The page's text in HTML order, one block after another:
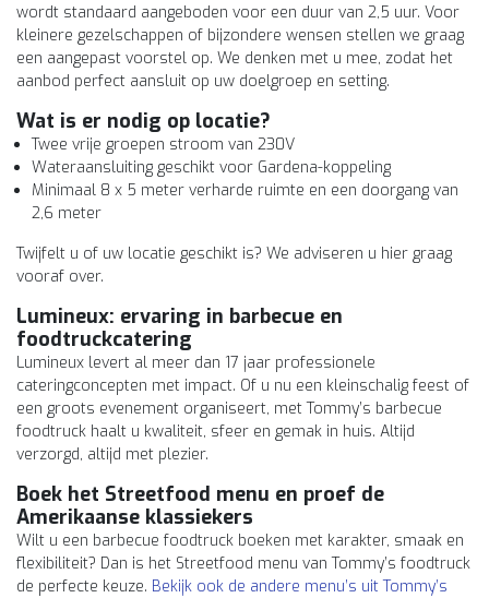
wordt standaard aangeboden voor een duur van 2,5 uur. Voor
kleinere gezelschappen of bijzondere wensen stellen we graag
een aangepast voorstel op. We denken met u mee, zodat het
aanbod perfect aansluit op uw doelgroep en setting.
Wat is er nodig op locatie?
Twee vrije groepen stroom van 230V
Wateraansluiting geschikt voor Gardena-koppeling
Minimaal 8 x 5 meter verharde ruimte en een doorgang van
2,6 meter
Twijfelt u of uw locatie geschikt is? We adviseren u hier graag
vooraf over.
Lumineux: ervaring in barbecue en
foodtruckcatering
Lumineux levert al meer dan 17 jaar professionele
cateringconcepten met impact. Of u nu een kleinschalig feest of
een groots evenement organiseert, met Tommy’s barbecue
foodtruck haalt u kwaliteit, sfeer en gemak in huis. Altijd
verzorgd, altijd met plezier.
Boek het Streetfood menu en proef de
Amerikaanse klassiekers
Wilt u een barbecue foodtruck boeken met karakter, smaak en
flexibiliteit? Dan is het Streetfood menu van Tommy’s foodtruck
de perfecte keuze. Bekijk ook de andere menu’s uit Tommy’s